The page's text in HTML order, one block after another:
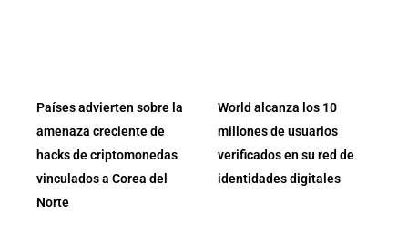
Países advierten sobre la
amenaza creciente de
hacks de criptomonedas
vinculados a Corea del
Norte
World alcanza los 10
millones de usuarios
verificados en su red de
identidades digitales